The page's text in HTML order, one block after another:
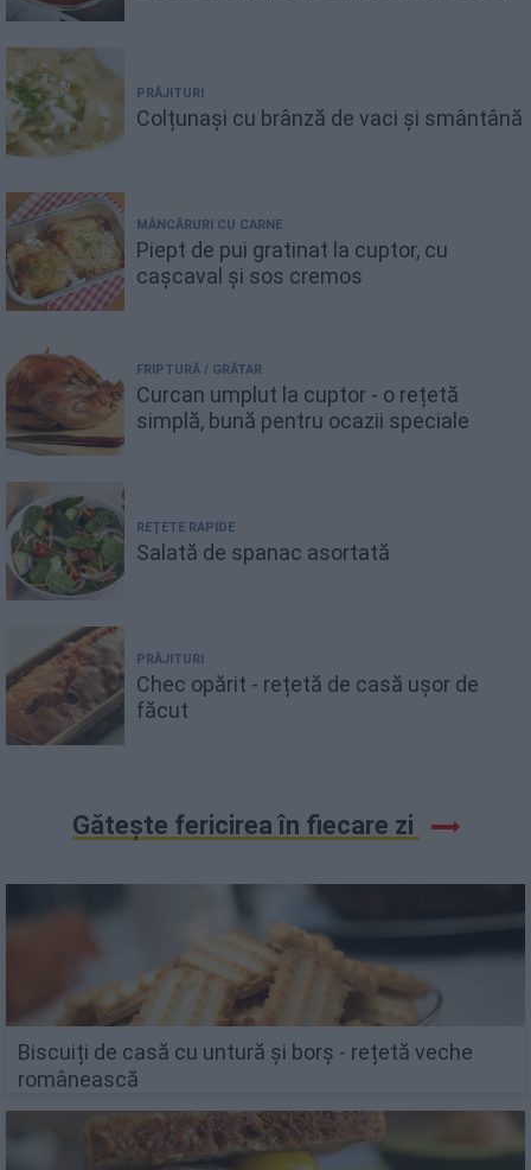
PRĂJITURI
Colțunași cu brânză de vaci și smântână
MÂNCĂRURI CU CARNE
Piept de pui gratinat la cuptor, cu
cașcaval și sos cremos
FRIPTURĂ / GRĂTAR
Curcan umplut la cuptor - o rețetă
simplă, bună pentru ocazii speciale
REȚETE RAPIDE
Salată de spanac asortată
PRĂJITURI
Chec opărit - rețetă de casă ușor de
făcut
Gătește fericirea în fiecare zi
Biscuiți de casă cu untură și borș - rețetă veche
românească